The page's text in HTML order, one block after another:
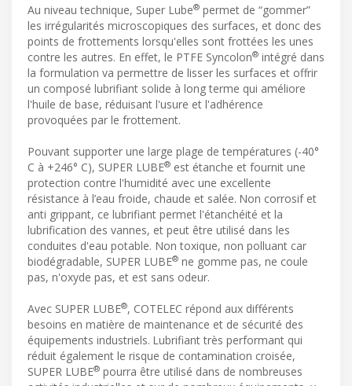
Au niveau technique, Super Lube® permet de “gommer”
les irrégularités microscopiques des surfaces, et donc des
points de frottements lorsqu'elles sont frottées les unes
contre les autres. En effet, le PTFE Syncolon® intégré dans
la formulation va permettre de lisser les surfaces et offrir
un composé lubrifiant solide à long terme qui améliore
l'huile de base, réduisant l'usure et l'adhérence
provoquées par le frottement.
Pouvant supporter une large plage de températures (-40°
C à +246° C), SUPER LUBE® est étanche et fournit une
protection contre l'humidité avec une excellente
résistance à l’eau froide, chaude et salée. Non corrosif et
anti grippant, ce lubrifiant permet l'étanchéité et la
lubrification des vannes, et peut être utilisé dans les
conduites d'eau potable. Non toxique, non polluant car
biodégradable, SUPER LUBE® ne gomme pas, ne coule
pas, n'oxyde pas, et est sans odeur.
Avec SUPER LUBE®, COTELEC répond aux différents
besoins en matière de maintenance et de sécurité des
équipements industriels. Lubrifiant très performant qui
réduit également le risque de contamination croisée,
SUPER LUBE® pourra être utilisé dans de nombreuses